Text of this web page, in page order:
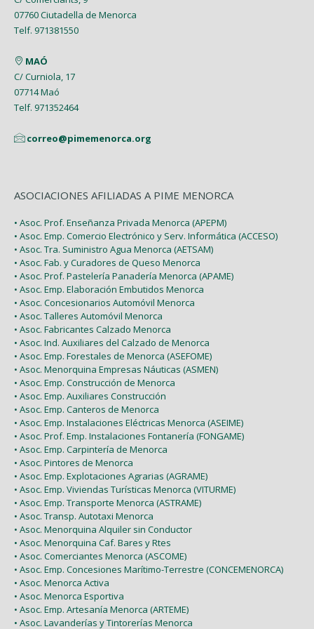
Enero (1)
Febrero (1)
Enero (2)
Abril (4)
Febrero (6)
Enero (2)
07760 Ciutadella de Menorca
Telf. 971381550
MAÓ
C/ Curniola, 17
07714 Maó
Telf. 971352464
correo@pimemenorca.org
ASOCIACIONES AFILIADAS A PIME MENORCA
• Asoc. Prof. Enseñanza Privada Menorca (APEPM)
• Asoc. Emp. Comercio Electrónico y Serv. Informática (ACCESO)
• Asoc. Tra. Suministro Agua Menorca (AETSAM)
• Asoc. Fab. y Curadores de Queso Menorca
• Asoc. Prof. Pastelería Panadería Menorca (APAME)
• Asoc. Emp. Elaboración Embutidos Menorca
• Asoc. Concesionarios Automóvil Menorca
• Asoc. Talleres Automóvil Menorca
• Asoc. Fabricantes Calzado Menorca
• Asoc. Ind. Auxiliares del Calzado de Menorca
• Asoc. Emp. Forestales de Menorca (ASEFOME)
• Asoc. Menorquina Empresas Náuticas (ASMEN)
• Asoc. Emp. Construcción de Menorca
• Asoc. Emp. Auxiliares Construcción
• Asoc. Emp. Canteros de Menorca
• Asoc. Emp. Instalaciones Eléctricas Menorca (ASEIME)
• Asoc. Prof. Emp. Instalaciones Fontanería (FONGAME)
• Asoc. Emp. Carpintería de Menorca
• Asoc. Pintores de Menorca
• Asoc. Emp. Explotaciones Agrarias (AGRAME)
• Asoc. Emp. Viviendas Turísticas Menorca (VITURME)
• Asoc. Emp. Transporte Menorca (ASTRAME)
• Asoc. Transp. Autotaxi Menorca
• Asoc. Menorquina Alquiler sin Conductor
• Asoc. Menorquina Caf. Bares y Rtes
• Asoc. Comerciantes Menorca (ASCOME)
• Asoc. Emp. Concesiones Marítimo-Terrestre (CONCEMENORCA)
• Asoc. Menorca Activa
• Asoc. Menorca Esportiva
• Asoc. Emp. Artesanía Menorca (ARTEME)
• Asoc. Lavanderías y Tintorerías Menorca